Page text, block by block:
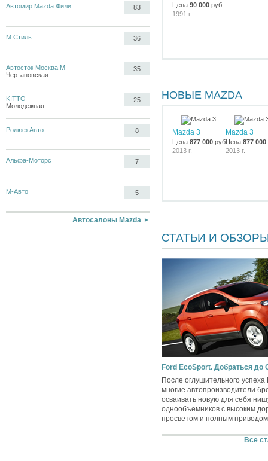
Автомир Mazda Фили 83
М Стиль 36
Автосток Москва М
Чертановская
35
KITTO
Молодежная
25
Ролюф Авто 8
Альфа-Моторс 7
М-Авто 5
Автосалоны Mazda
Цена 90 000 руб.
1991 г.
НОВЫЕ MAZDA
Mazda 3
Цена 877 000 руб.
2013 г.
Mazda 3
Цена 877 000
2013 г.
СТАТЬИ И
Ford EcoSport. Добраться до
После оглушительного
многие автопроизводители
осваивать новую для себя
однообъемников с высоким
просветом и полным
Все